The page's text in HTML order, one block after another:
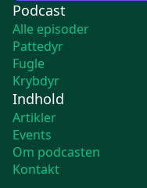
Podcast
Alle episoder
Pattedyr
Fugle
Krybdyr
Indhold
Artikler
Events
Om podcasten
Kontakt